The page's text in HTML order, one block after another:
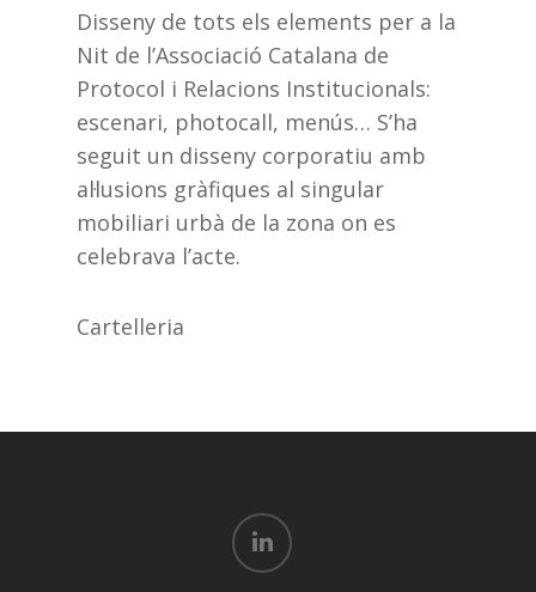
Disseny de tots els elements per a la
Nit de l’Associació Catalana de
Protocol i Relacions Institucionals:
escenari, photocall, menús… S’ha
seguit un disseny corporatiu amb
al·lusions gràfiques al singular
mobiliari urbà de la zona on es
celebrava l’acte.
Cartelleria
linkedin